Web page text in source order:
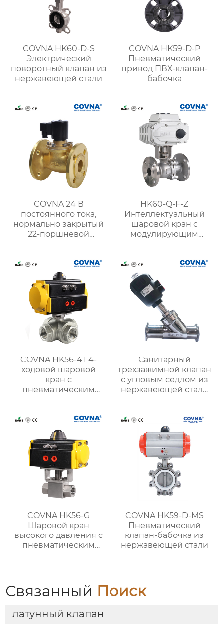
COVNA HK60-D-S
Электрический
поворотный клапан из
нержавеющей стали
COVNA HK59-D-P
Пневматический
привод ПВХ-клапан-
бабочка
COVNA 24 В
постоянного тока,
нормально закрытый
22-поршневой
HK60-Q-F-Z
Интеллектуальный
шаровой кран с
модулирующим
COVNA HK56-4T 4-
ходовой шаровой
кран с
пневматическим
Санитарный
трехзажимной клапан
с угловым седлом из
нержавеющей стали
COVNA HK56-G
Шаровой кран
высокого давления с
пневматическим
COVNA HK59-D-MS
Пневматический
клапан-бабочка из
нержавеющей стали
Связанный Поиск
латунный клапан